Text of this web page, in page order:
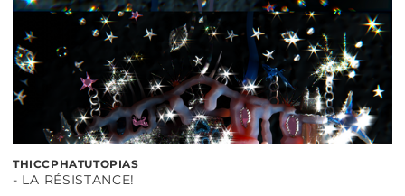
THICCPHATUTOPIAS
- LA RÉSISTANCE!